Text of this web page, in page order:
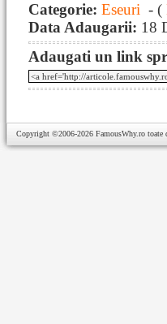
Categorie: Eseuri - (
Data Adaugarii: 18
Adaugati un link
Copyright ©2006-2026 FamousWhy.ro toate